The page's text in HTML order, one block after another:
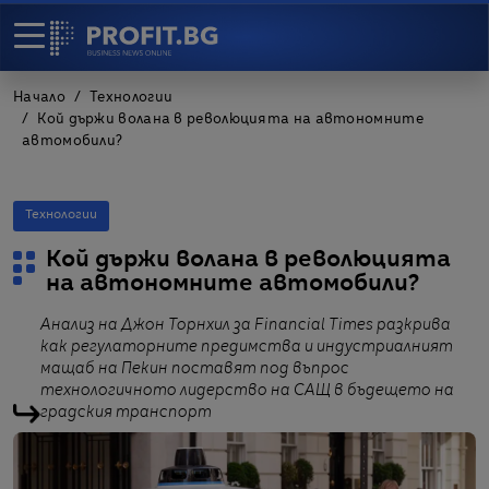
Начало
Технологии
Кой държи волана в революцията на автономните
автомобили?
Технологии
Кой държи волана в революцията
на автономните автомобили?
Анализ на Джон Торнхил за Financial Times разкрива
как регулаторните предимства и индустриалният
мащаб на Пекин поставят под въпрос
технологичното лидерство на САЩ в бъдещето на
градския транспорт